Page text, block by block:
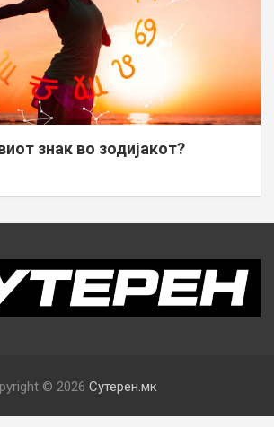
знак во зодијакот?
© 2026 Сутерен.мк